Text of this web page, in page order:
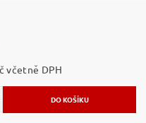
211,60 Kč včetně DPH